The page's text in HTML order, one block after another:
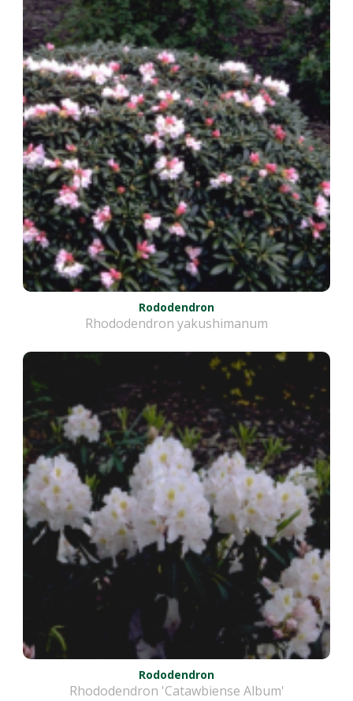
Rododendron
Rhododendron yakushimanum
Rododendron
Rhododendron 'Catawbiense Album'